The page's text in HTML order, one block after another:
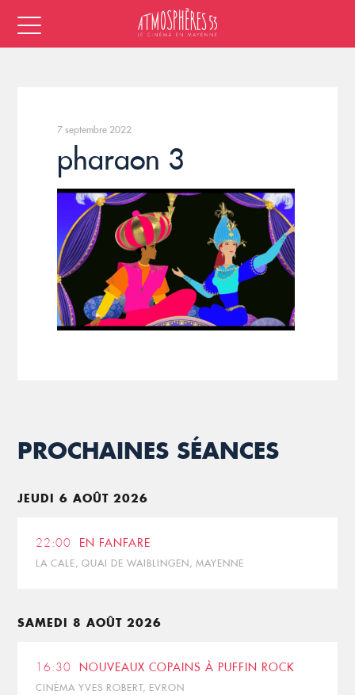
7 septembre 2022
pharaon 3
PROCHAINES SÉANCES
JEUDI 6 AOÛT 2026
22:00 EN FANFARE
LA CALE, QUAI DE WAIBLINGEN, MAYENNE
SAMEDI 8 AOÛT 2026
16:30 NOUVEAUX COPAINS À PUFFIN ROCK
CINÉMA YVES ROBERT, EVRON